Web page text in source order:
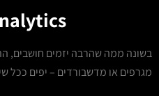
בשונה ממה שהרבה יזמים חושבים,
מגרפים או מדשבורדים – יפים ככל